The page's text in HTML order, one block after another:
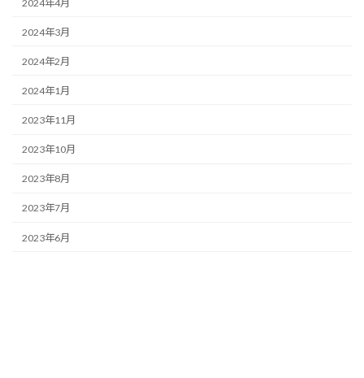
2024年4月
2024年3月
2024年2月
2024年1月
2023年11月
2023年10月
2023年8月
2023年7月
2023年6月